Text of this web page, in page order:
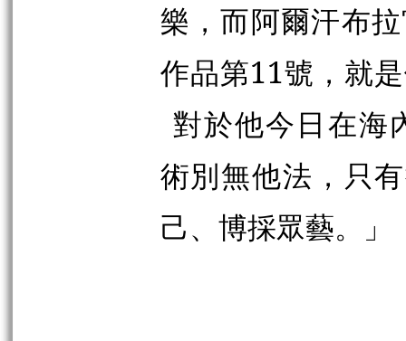
樂，而阿爾汗布
作品第11號，就
對於他今日在海
術別無他法，只
己、博採眾藝。
」